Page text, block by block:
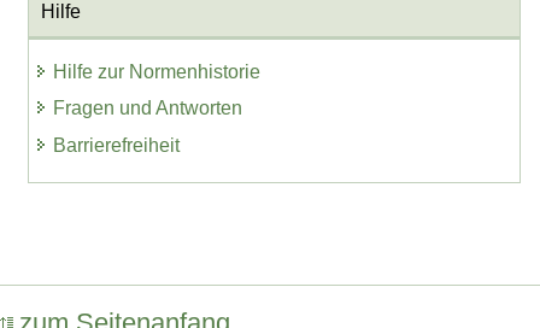
Hilfe
Hilfe zur Normenhistorie
Fragen und Antworten
Barrierefreiheit